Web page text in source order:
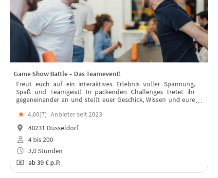
Game Show Battle – Das Teamevent!
Freut euch auf ein interaktives Erlebnis voller Spannung,
Spaß und Teamgeist! In packenden Challenges tretet ihr
gegeneinander an und stellt euer Geschick, Wissen und eure
★ 4,60(7) Anbieter seit 2023
40231 Düsseldorf
4 bis 200
3,0 Stunden
ab39 € p.P.